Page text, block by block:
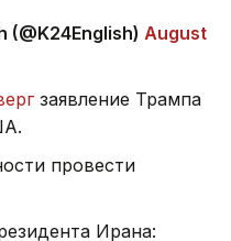
(@K24English) August
заявление Трампа
провести
Ирана: